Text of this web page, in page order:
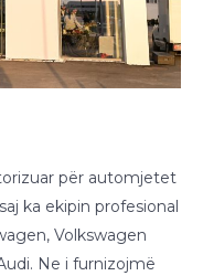
për automjetet
ka ekipin profesional
Volkswagen
Ne i furnizojmë